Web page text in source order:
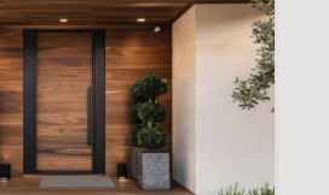
votre
isolation
intérieure
grâce
à
des